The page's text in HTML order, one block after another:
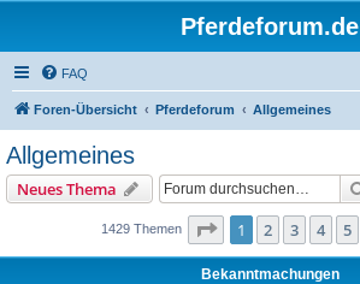
Pferdeforum.de
FAQ
Foren-Übersicht Pferdeforum Allgemeines
Allgemeines
Neues Thema
1429 Themen Seite 1von 58
1 2 3 4 5
Bekanntmachungen